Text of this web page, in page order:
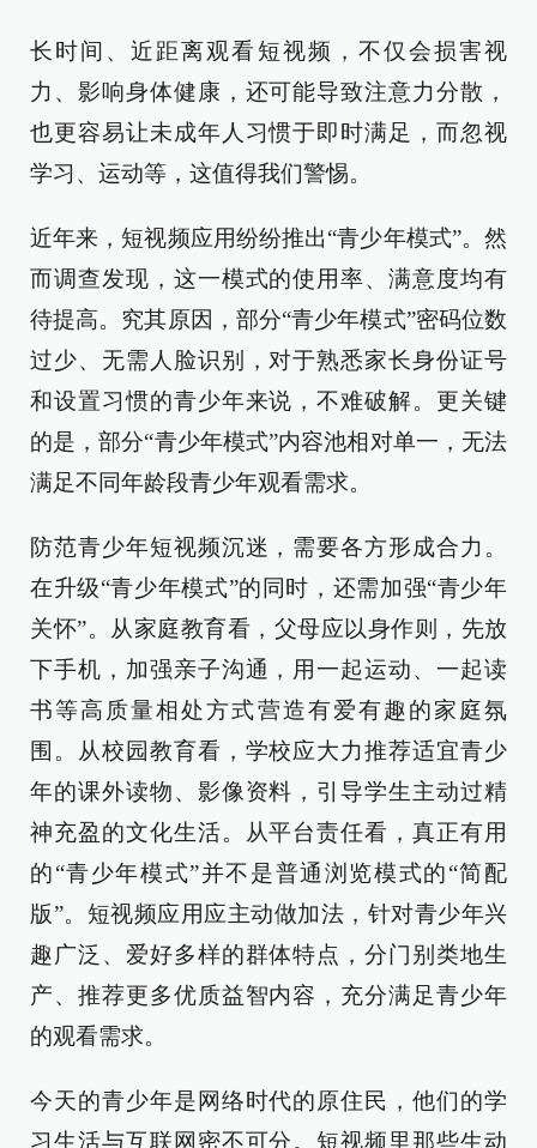
长时间、近距离观看短视频，不仅会损害视
力、影响身体健康，还可能导致注意力分散，
也更容易让未成年人习惯于即时满足，而忽视
学习、运动等，这值得我们警惕。
近年来，短视频应用纷纷推出“青少年模式”。然
而调查发现，这一模式的使用率、满意度均有
待提高。究其原因，部分“青少年模式”密码位数
过少、无需人脸识别，对于熟悉家长身份证号
和设置习惯的青少年来说，不难破解。更关键
的是，部分“青少年模式”内容池相对单一，无法
满足不同年龄段青少年观看需求。
防范青少年短视频沉迷，需要各方形成合力。
在升级“青少年模式”的同时，还需加强“青少年
关怀”。从家庭教育看，父母应以身作则，先放
下手机，加强亲子沟通，用一起运动、一起读
书等高质量相处方式营造有爱有趣的家庭氛
围。从校园教育看，学校应大力推荐适宜青少
年的课外读物、影像资料，引导学生主动过精
神充盈的文化生活。从平台责任看，真正有用
的“青少年模式”并不是普通浏览模式的“简配
版”。短视频应用应主动做加法，针对青少年兴
趣广泛、爱好多样的群体特点，分门别类地生
产、推荐更多优质益智内容，充分满足青少年
的观看需求。
今天的青少年是网络时代的原住民，他们的学
习生活与互联网密不可分。短视频里那些生动